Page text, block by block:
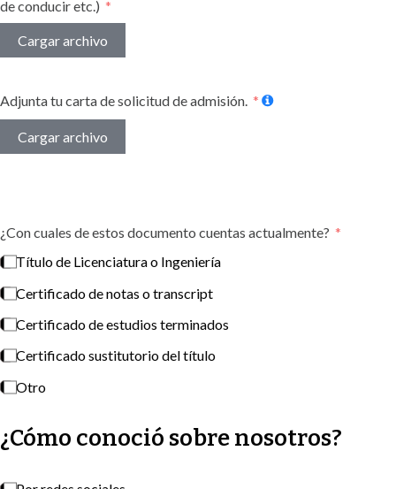
de conducir etc.)
Cargar archivo
Adjunta tu carta de solicitud de admisión.
Cargar archivo
¿Con cuales de estos documento cuentas actualmente?
Título de Licenciatura o Ingeniería
Certificado de notas o transcript
Certificado de estudios terminados
Certificado sustitutorio del título
Otro
¿Cómo conoció sobre nosotros?